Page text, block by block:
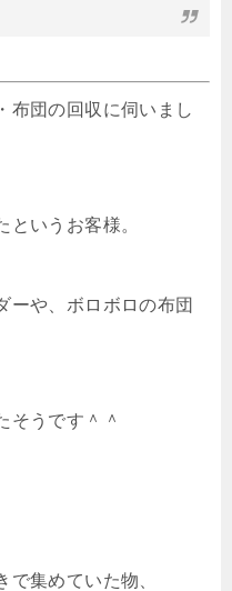
布団の回収に伺いまし
というお客様。
ーや、ボロボロの布団
そうです＾＾
集めていた物、